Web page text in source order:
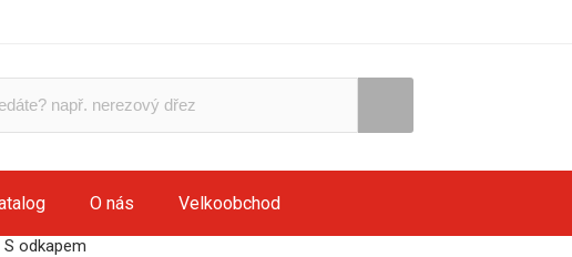
O nás Velkoobchod
S odkapem